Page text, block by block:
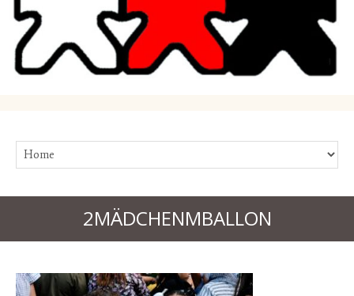
2MÄDCHENMBALLON